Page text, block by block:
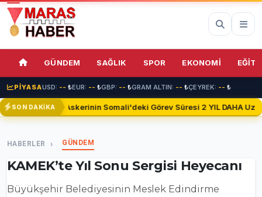
GÜNDEM SAĞLIK SPOR EKONOMİ
PİYASAUSD: -- ₺EUR: -- ₺GBP: -- ₺GRAM ALTIN: -- ₺ÇEYREK: -- ₺
SON DAKİKATürk Askerinin Somali'deki Görev Süresi 2 YIL DAHA
69%
HABERLER GÜNDEM
KAMEK’te Yıl Sonu Sergisi Heyecanı
Büyükşehir Belediyesinin Meslek Edindirme